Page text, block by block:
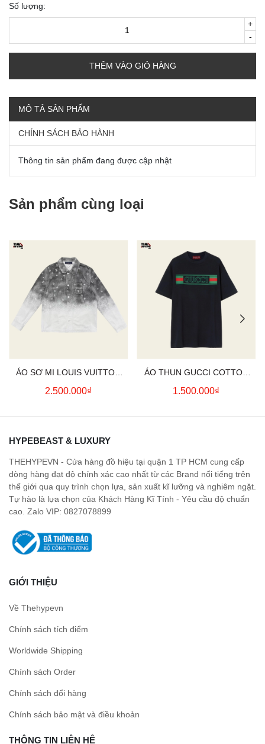
Số lượng:
-
+
THÊM VÀO GIỎ HÀNG
MÔ TẢ SẢN PHẨM
CHÍNH SÁCH BẢO HÀNH
Thông tin sản phẩm đang được cập nhật
Sản phẩm cùng loại
ÁO SƠ MI LOUIS VUITTON
GRADIENT SNOWFALL
2.500.000₫
ÁO THUN GUCCI COTTON
JERSEY WITH PRINT (BLACK)
1.500.000₫
HYPEBEAST & LUXURY
THEHYPEVN - Cửa hàng đồ hiệu tại quận 1 TP HCM cung cấp
dòng hàng đạt độ chính xác cao nhất từ các Brand nổi tiếng trên
thế giới qua quy trình chọn lựa, sản xuất kĩ lưỡng và nghiêm ngặt.
Tự hào là lựa chọn của Khách Hàng Kĩ Tính - Yêu cầu độ chuẩn
cao. Zalo VIP: 0827078899
GIỚI THIỆU
Về Thehypevn
Chính sách tích điểm
Worldwide Shipping
Chính sách Order
Chính sách đổi hàng
Chính sách bảo mật và điều khoản
THÔNG TIN LIÊN HỆ